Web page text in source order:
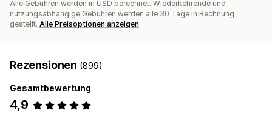
Alle Gebühren werden in USD berechnet. Wiederkehrende und
nutzungsabhängige Gebühren werden alle 30 Tage in Rechnung
gestellt. Alle Preisoptionen anzeigen
Rezensionen (899)
Gesamtbewertung
4,9